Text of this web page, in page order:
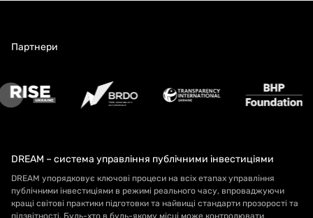
Партнери
DREAM – система управління публічними інвестиціями
DREAM упорядковує ключові процеси на всіх етапах управління
публічними інвестиціями в режимі реального часу, впроваджуючи
кращі світові практики підготовки та найвищі стандарти прозорості та
підзвітності. Будь-хто в будь-якому місці може контролювати